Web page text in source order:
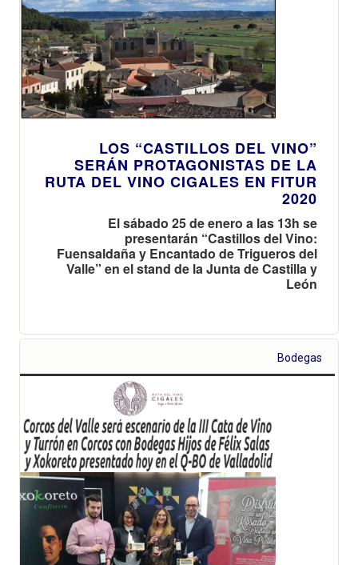
LOS “CASTILLOS DEL VINO”
SERÁN PROTAGONISTAS DE LA
RUTA DEL VINO CIGALES EN FITUR
2020
El sábado 25 de enero a las 13h se
presentarán “Castillos del Vino:
Fuensaldaña y Encantado de Trigueros del
Valle” en el stand de la Junta de Castilla y
León
Bodegas